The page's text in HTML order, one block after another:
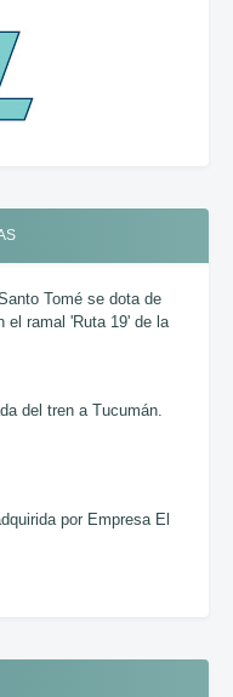
Tomé se dota de
el ramal 'Ruta 19' de la
del tren a Tucumán.
por Empresa El